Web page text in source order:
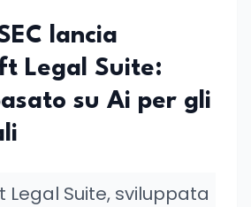
lancia
Legal Suite:
su Ai per gli
Legal Suite, sviluppata